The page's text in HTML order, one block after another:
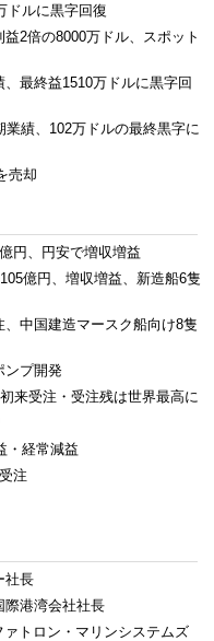
ドルに黒字回復
2倍の8000万ドル、スポット
最終益1510万ドルに黒字回
績、102万ドルの最終黒字に
売却
円、円安で増収増益
億円、増収増益、新造船6隻
中国建造マースク船向け8隻
ンプ開発
来受注・受注残は世界最高に
・経常減益
注
社長
際港湾会社社長
ァトロン・マリンシステムズ